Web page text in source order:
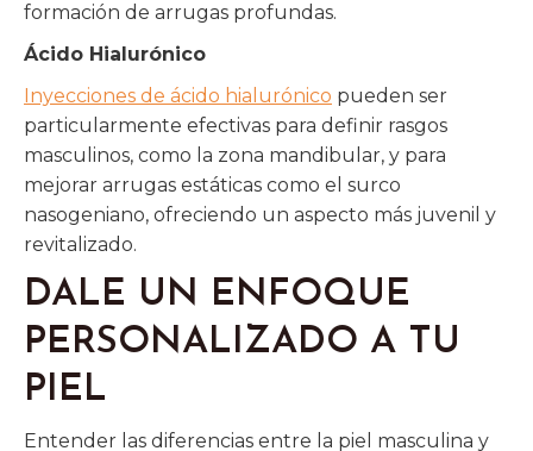
formación de arrugas profundas.
Ácido Hialurónico
Inyecciones de ácido hialurónico pueden ser
particularmente efectivas para definir rasgos
masculinos, como la zona mandibular, y para
mejorar arrugas estáticas como el surco
nasogeniano, ofreciendo un aspecto más juvenil y
revitalizado.
DALE UN ENFOQUE
PERSONALIZADO A TU
PIEL
Entender las diferencias entre la piel masculina y